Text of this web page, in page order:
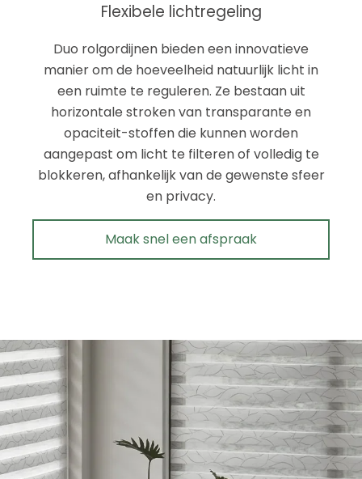
Modern en elegant design
Met hun strakke lijnen en eigentijdse uitstraling
voegen duo rolgordijnen een moderne touch
toe aan elk interieur. Het gestreepte ontwerp
creëert een visueel interessante en stijlvolle
look die geschikt is voor zowel minimalistische
als meer traditionele interieurstijlen.
Maak snel een afspraak